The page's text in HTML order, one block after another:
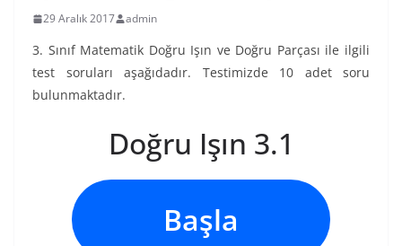
29 Aralık 2017 admin
3. Sınıf Matematik Doğru Işın ve Doğru Parçası ile ilgili
test soruları aşağıdadır. Testimizde 10 adet soru
bulunmaktadır.
Doğru Işın 3.1
Başla